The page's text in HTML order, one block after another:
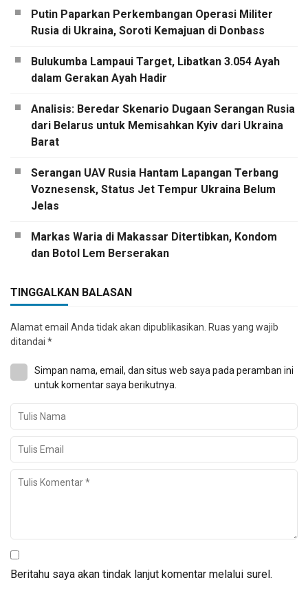
Putin Paparkan Perkembangan Operasi Militer
Rusia di Ukraina, Soroti Kemajuan di Donbass
Bulukumba Lampaui Target, Libatkan 3.054 Ayah
dalam Gerakan Ayah Hadir
Analisis: Beredar Skenario Dugaan Serangan Rusia
dari Belarus untuk Memisahkan Kyiv dari Ukraina
Barat
Serangan UAV Rusia Hantam Lapangan Terbang
Voznesensk, Status Jet Tempur Ukraina Belum
Jelas
Markas Waria di Makassar Ditertibkan, Kondom
dan Botol Lem Berserakan
TINGGALKAN BALASAN
Alamat email Anda tidak akan dipublikasikan. Ruas yang wajib
ditandai *
Simpan nama, email, dan situs web saya pada peramban ini
untuk komentar saya berikutnya.
Beritahu saya akan tindak lanjut komentar melalui surel.